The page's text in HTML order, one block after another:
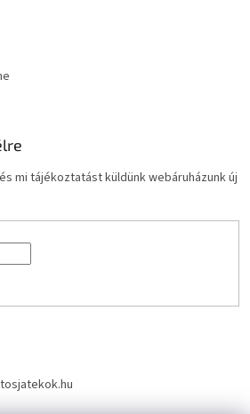
mi tájékoztatást küldünk webáruházunk új